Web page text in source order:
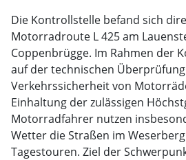
Die Kontrollstelle befand sich
Motorradroute L 425 am
Coppenbrügge. Im Rahmen der
auf der technischen
Verkehrssicherheit von
Einhaltung der zulässigen
Motorradfahrer nutzen
Wetter die Straßen im
Tagestouren. Ziel der